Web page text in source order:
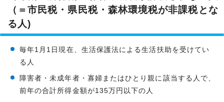
（＝市民税・県民税・森林環境税が非課税とな
る人)
毎年1月1日現在、生活保護法による生活扶助を受けてい
る人
障害者・未成年者・寡婦またはひとり親に該当する人で、
前年の合計所得金額が135万円以下の人